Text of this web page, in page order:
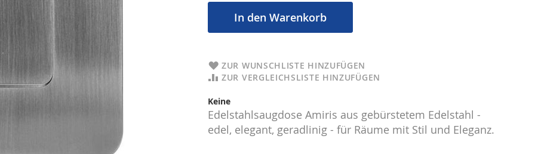
In den Warenkorb
ZUR WUNSCHLISTE HINZUFÜGEN
ZUR VERGLEICHSLISTE HINZUFÜGEN
Keine
Edelstahlsaugdose Amiris aus gebürstetem Edelstahl -
edel, elegant, geradlinig - für Räume mit Stil und Eleganz.